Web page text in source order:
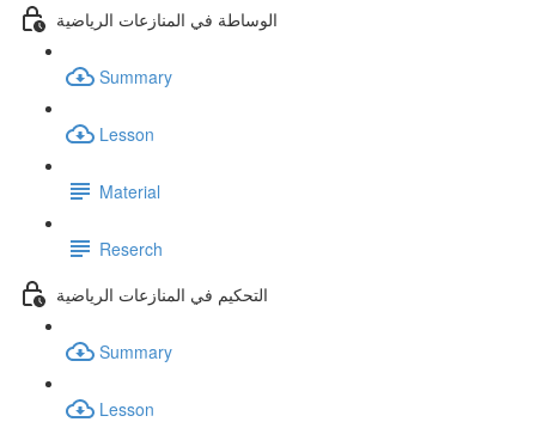
الوساطة في المنازعات الرياضية
Summary
Lesson
Material
Reserch
التحكيم في المنازعات الرياضية
Summary
Lesson